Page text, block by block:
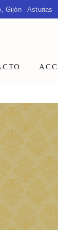
Gijón - Asturias